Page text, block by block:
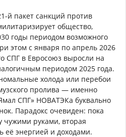
й пакет санкций против
общество,
годы периодом возможного
этом с января по апрель 2026
СПГ в Евросоюз выросли на
периодом 2025 года.
холода или перебои
пролива — именно
СПГ» НОВАТЭКа буквально
Парадокс очевиден: пока
чужими руками, вторая
её энергией и доходами.